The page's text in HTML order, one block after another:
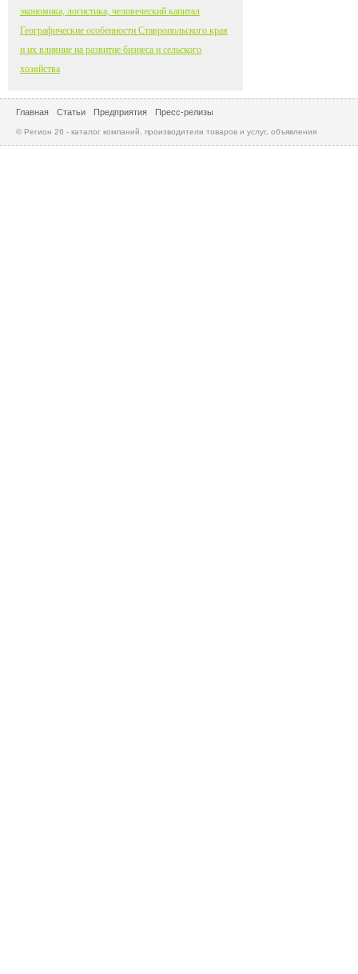
экономика, логистика, человеческий капитал
Географические особенности Ставропольского края
и их влияние на развитие бизнеса и сельского
хозяйства
Главная Статьи Предприятия Пресс-релизы
© Регион 26 - каталог компаний, производители товаров и услуг, объявления